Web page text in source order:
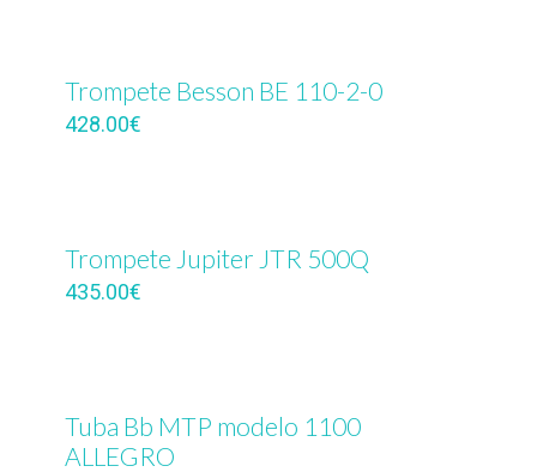
Trompete Besson BE 110-2-0
428.00€
Trompete Jupiter JTR 500Q
435.00€
Tuba Bb MTP modelo 1100
ALLEGRO